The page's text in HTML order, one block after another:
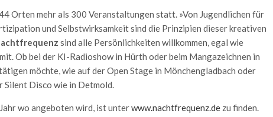
Orten mehr als 300 Veranstaltungen statt. »Von Jugendlichen für
und Selbstwirksamkeit sind die Prinzipien dieser kreativen
sind alle Persönlichkeiten willkommen, egal wie
Ob bei der KI-Radioshow in Hürth oder beim Mangazeichnen in
möchte, wie auf der Open Stage in Mönchengladbach oder
Silent Disco wie in Detmold.
wo angeboten wird, ist unterwww.nachtfrequenz.de zu finden.